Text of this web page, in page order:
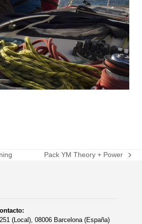
next
Pack YM Theory + Power
(Local), 08006 Barcelona (España)